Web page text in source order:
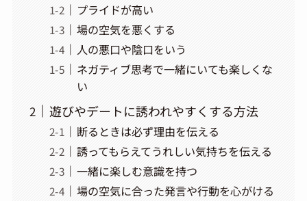
プライドが高い
場の空気を悪くする
人の悪口や陰口をいう
ネガティブ思考で一緒にいても楽しくな
い
遊びやデートに誘われやすくする方法
断るときは必ず理由を伝える
誘ってもらえてうれしい気持ちを伝える
一緒に楽しむ意識を持つ
場の空気に合った発言や行動を心がける